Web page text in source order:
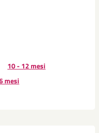
10 - 12 mesi
mesi